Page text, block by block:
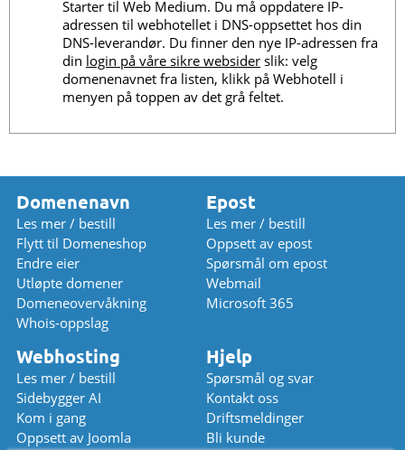
Starter til Web Medium. Du må oppdatere IP-
adressen til webhotellet i DNS-oppsettet hos din
DNS-leverandør. Du finner den nye IP-adressen fra
din login på våre sikre websider slik: velg
domenenavnet fra listen, klikk på Webhotell i
menyen på toppen av det grå feltet.
Domenenavn
Les mer / bestill
Flytt til Domeneshop
Endre eier
Utløpte domener
Domeneovervåkning
Whois-oppslag
Epost
Les mer / bestill
Oppsett av epost
Spørsmål om epost
Webmail
Microsoft 365
Webhosting
Les mer / bestill
Sidebygger AI
Kom i gang
Oppsett av Joomla
Hjelp
Spørsmål og svar
Kontakt oss
Driftsmeldinger
Bli kunde